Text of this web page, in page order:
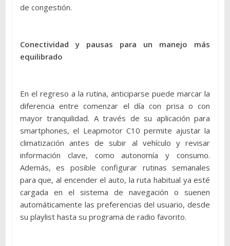
de congestión.
Conectividad y pausas para un manejo más
equilibrado
En el regreso a la rutina, anticiparse puede marcar la
diferencia entre comenzar el día con prisa o con
mayor tranquilidad. A través de su aplicación para
smartphones, el Leapmotor C10 permite ajustar la
climatización antes de subir al vehículo y revisar
información clave, como autonomía y consumo.
Además, es posible configurar rutinas semanales
para que, al encender el auto, la ruta habitual ya esté
cargada en el sistema de navegación o suenen
automáticamente las preferencias del usuario, desde
su playlist hasta su programa de radio favorito.